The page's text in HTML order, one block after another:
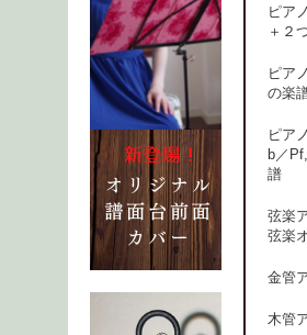
ピア
＋２
ピア
の楽
ピア
b／
譜
弦楽
弦楽
金管
木管